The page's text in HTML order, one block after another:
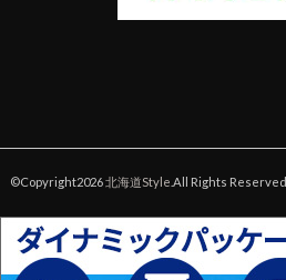
©Copyright2026北海道Style .All Rights Reserved.